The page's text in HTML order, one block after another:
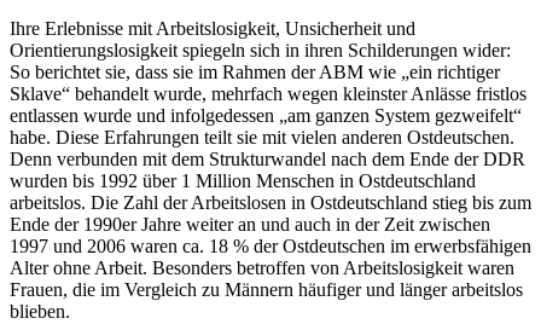
Ihre Erlebnisse mit Arbeitslosigkeit, Unsicherheit und
Orientierungslosigkeit spiegeln sich in ihren Schilderungen wider:
So berichtet sie, dass sie im Rahmen der ABM wie „ein richtiger
Sklave“ behandelt wurde, mehrfach wegen kleinster Anlässe fristlos
entlassen wurde und infolgedessen „am ganzen System gezweifelt“
habe. Diese Erfahrungen teilt sie mit vielen anderen Ostdeutschen.
Denn verbunden mit dem Strukturwandel nach dem Ende der DDR
wurden bis 1992 über 1 Million Menschen in Ostdeutschland
arbeitslos. Die Zahl der Arbeitslosen in Ostdeutschland stieg bis zum
Ende der 1990er Jahre weiter an und auch in der Zeit zwischen
1997 und 2006 waren ca. 18 % der Ostdeutschen im erwerbsfähigen
Alter ohne Arbeit. Besonders betroffen von Arbeitslosigkeit waren
Frauen, die im Vergleich zu Männern häufiger und länger arbeitslos
blieben.